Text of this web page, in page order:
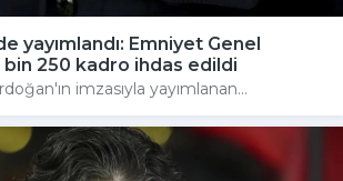
yayımlandı: Emniyet Genel
250 kadro ihdas edildi
imzasıyla yayımlanan...